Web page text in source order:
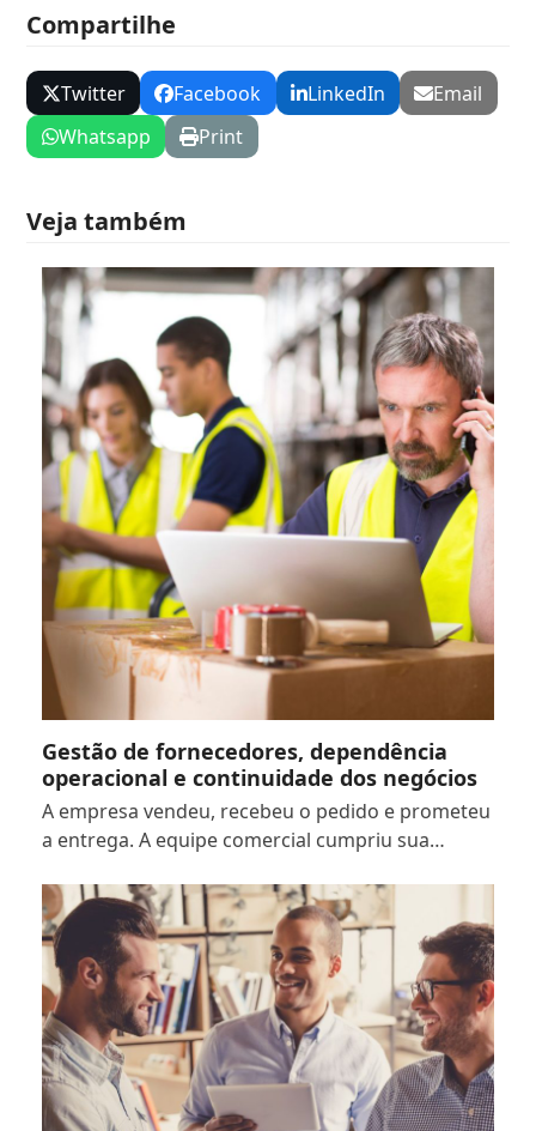
Compartilhe
Twitter Facebook LinkedIn
Email
Whatsapp
Print
Veja também
Gestão de fornecedores, dependência
operacional e continuidade dos negócios
A empresa vendeu, recebeu o pedido e prometeu
a entrega. A equipe comercial cumpriu sua…